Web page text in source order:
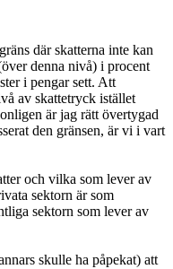
där skatterna inte kan
denna nivå) i procent
i pengar sett. Att
av skattetryck istället
är jag rätt övertygad
den gränsen, är vi i vart
och vilka som lever av
sektorn är som
sektorn som lever av
skulle ha påpekat) att